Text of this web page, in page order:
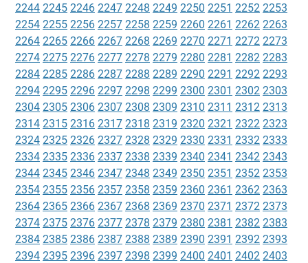
2244 2245 2246 2247 2248 2249 2250 2251 2252 2253
2254 2255 2256 2257 2258 2259 2260 2261 2262 2263
2264 2265 2266 2267 2268 2269 2270 2271 2272 2273
2274 2275 2276 2277 2278 2279 2280 2281 2282 2283
2284 2285 2286 2287 2288 2289 2290 2291 2292 2293
2294 2295 2296 2297 2298 2299 2300 2301 2302 2303
2304 2305 2306 2307 2308 2309 2310 2311 2312 2313
2314 2315 2316 2317 2318 2319 2320 2321 2322 2323
2324 2325 2326 2327 2328 2329 2330 2331 2332 2333
2334 2335 2336 2337 2338 2339 2340 2341 2342 2343
2344 2345 2346 2347 2348 2349 2350 2351 2352 2353
2354 2355 2356 2357 2358 2359 2360 2361 2362 2363
2364 2365 2366 2367 2368 2369 2370 2371 2372 2373
2374 2375 2376 2377 2378 2379 2380 2381 2382 2383
2384 2385 2386 2387 2388 2389 2390 2391 2392 2393
2394 2395 2396 2397 2398 2399 2400 2401 2402 2403